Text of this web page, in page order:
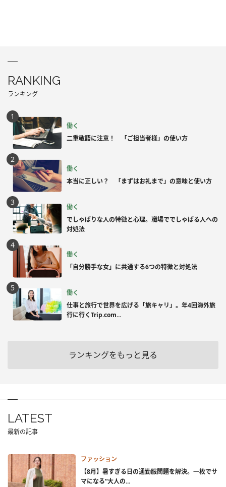
RANKING
ランキング
働く
二重敬語に注意！ 「ご担当者様」の使い方
働く
本当に正しい？ 「まずはお礼まで」の意味と使い方
働く
でしゃばりな人の特徴と心理。職場ででしゃばる人への
対処法
働く
「自分勝手な女」に共通する6つの特徴と対処法
働く
仕事と旅行で世界を広げる「旅キャリ」。年4回海外旅
行に行くTrip.com...
ランキングをもっと見る
LATEST
最新の記事
ファッション
【8月】暑すぎる日の通勤服問題を解決。一枚でサ
マになる“大人の...